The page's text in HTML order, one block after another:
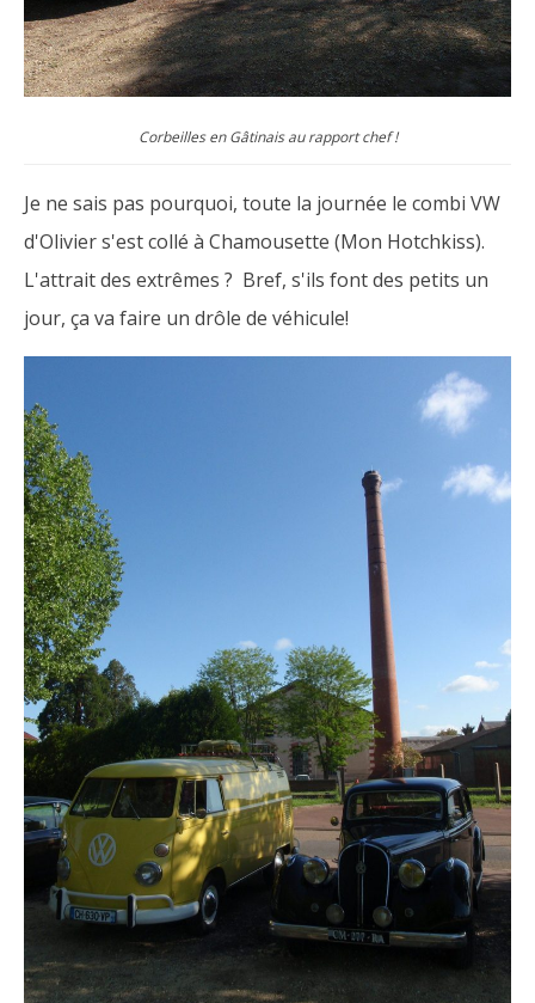
Corbeilles en Gâtinais au rapport chef !
Je ne sais pas pourquoi, toute la journée le combi VW
d'Olivier s'est collé à Chamousette (Mon Hotchkiss).
L'attrait des extrêmes ? Bref, s'ils font des petits un
jour, ça va faire un drôle de véhicule!